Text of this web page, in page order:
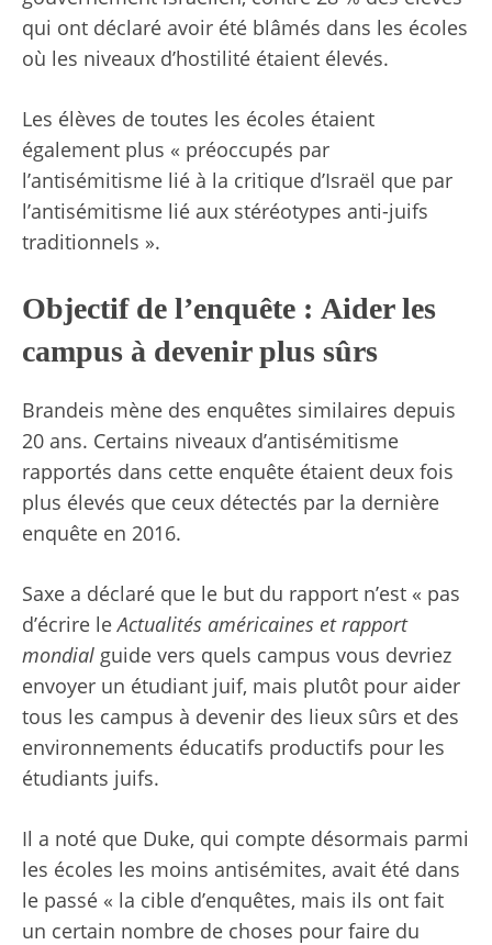
qui ont déclaré avoir été blâmés dans les écoles
où les niveaux d’hostilité étaient élevés.
Les élèves de toutes les écoles étaient
également plus « préoccupés par
l’antisémitisme lié à la critique d’Israël que par
l’antisémitisme lié aux stéréotypes anti-juifs
traditionnels ».
Objectif de l’enquête : Aider les
campus à devenir plus sûrs
Brandeis mène des enquêtes similaires depuis
20 ans. Certains niveaux d’antisémitisme
rapportés dans cette enquête étaient deux fois
plus élevés que ceux détectés par la dernière
enquête en 2016.
Saxe a déclaré que le but du rapport n’est « pas
d’écrire leActualités américaines et rapport
mondial guide vers quels campus vous devriez
envoyer un étudiant juif, mais plutôt pour aider
tous les campus à devenir des lieux sûrs et des
environnements éducatifs productifs pour les
étudiants juifs.
Il a noté que Duke, qui compte désormais parmi
les écoles les moins antisémites, avait été dans
le passé « la cible d’enquêtes, mais ils ont fait
un certain nombre de choses pour faire du